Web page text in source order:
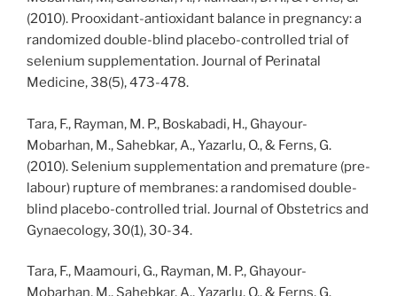
(2010). Prooxidant-antioxidant balance in pregnancy: a
randomized double-blind placebo-controlled trial of
selenium supplementation. Journal of Perinatal
Medicine, 38(5), 473-478.
Tara, F., Rayman, M. P., Boskabadi, H., Ghayour-
Mobarhan, M., Sahebkar, A., Yazarlu, O., & Ferns, G.
(2010). Selenium supplementation and premature (pre-
labour) rupture of membranes: a randomised double-
blind placebo-controlled trial. Journal of Obstetrics and
Gynaecology, 30(1), 30-34.
Tara, F., Maamouri, G., Rayman, M. P., Ghayour-
Mobarhan, M., Sahebkar, A., Yazarlu, O., & Ferns, G.